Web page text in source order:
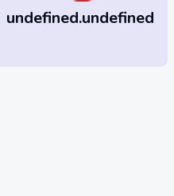
undefined.undefined